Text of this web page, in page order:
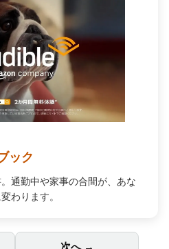
。広告なし、オフライン再生
質の音楽で彩ります。
次へ →